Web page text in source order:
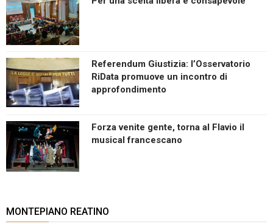
Referendum Giustizia: l’Osservatorio
RiData promuove un incontro di
approfondimento
Forza venite gente, torna al Flavio il
musical francescano
MONTEPIANO REATINO